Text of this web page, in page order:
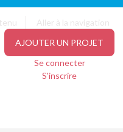
Aller à la navigation
AJOUTER UN PROJET
Se connecter
S'inscrire